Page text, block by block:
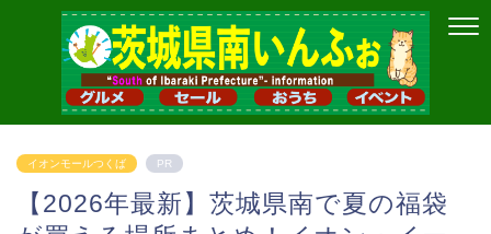
イオンモールつくば PR
【2026年最新】茨城県南で夏の福袋